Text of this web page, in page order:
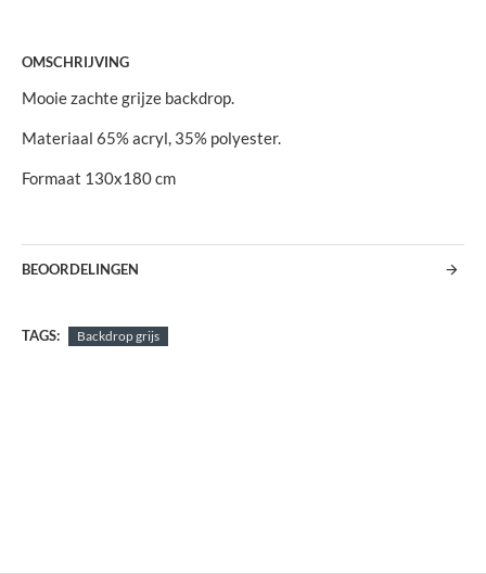
OMSCHRIJVING
Mooie zachte grijze backdrop.
Materiaal 65% acryl, 35% polyester.
Formaat 130x180 cm
BEOORDELINGEN
TAGS: Backdrop grijs